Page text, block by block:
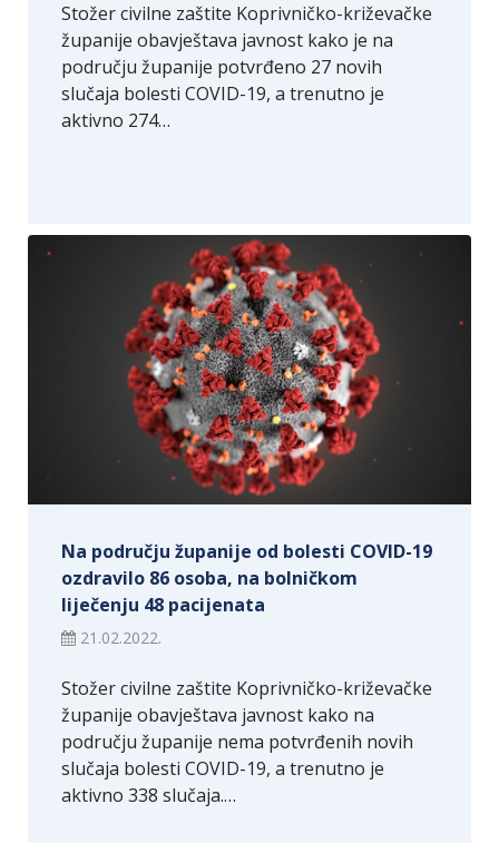
Stožer civilne zaštite Koprivničko-križevačke
županije obavještava javnost kako je na
području županije potvrđeno 27 novih
slučaja bolesti COVID-19, a trenutno je
aktivno 274…
Na području županije od bolesti COVID-19
ozdravilo 86 osoba, na bolničkom
liječenju 48 pacijenata
21.02.2022.
Stožer civilne zaštite Koprivničko-križevačke
županije obavještava javnost kako na
području županije nema potvrđenih novih
slučaja bolesti COVID-19, a trenutno je
aktivno 338 slučaja.…